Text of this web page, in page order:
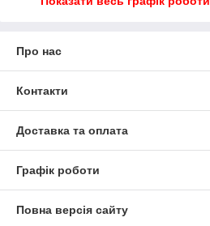
Про нас
Контакти
Доставка та оплата
Графік роботи
Повна версія сайту